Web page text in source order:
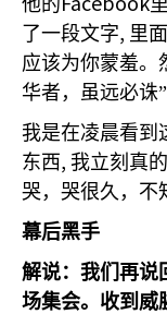
他的
了一段文字, 里
应该为你蒙羞。
华者，虽远必诛”
我是在凌晨看到
东西, 我立刻真
哭，哭很久，不
幕后黑手
解说：我们再说
场集会。收到威